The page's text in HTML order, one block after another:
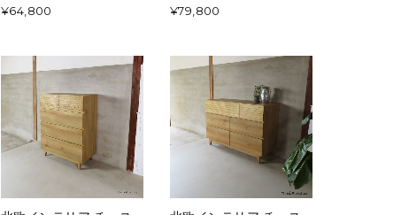
¥64,800 ¥79,800